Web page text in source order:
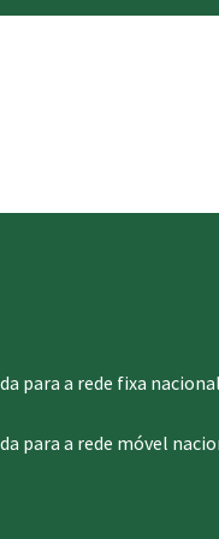
para a rede fixa
para a rede móvel